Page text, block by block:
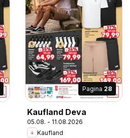
Pagina 28
Kaufland Deva
05.08. - 11.08.2026
Kaufland